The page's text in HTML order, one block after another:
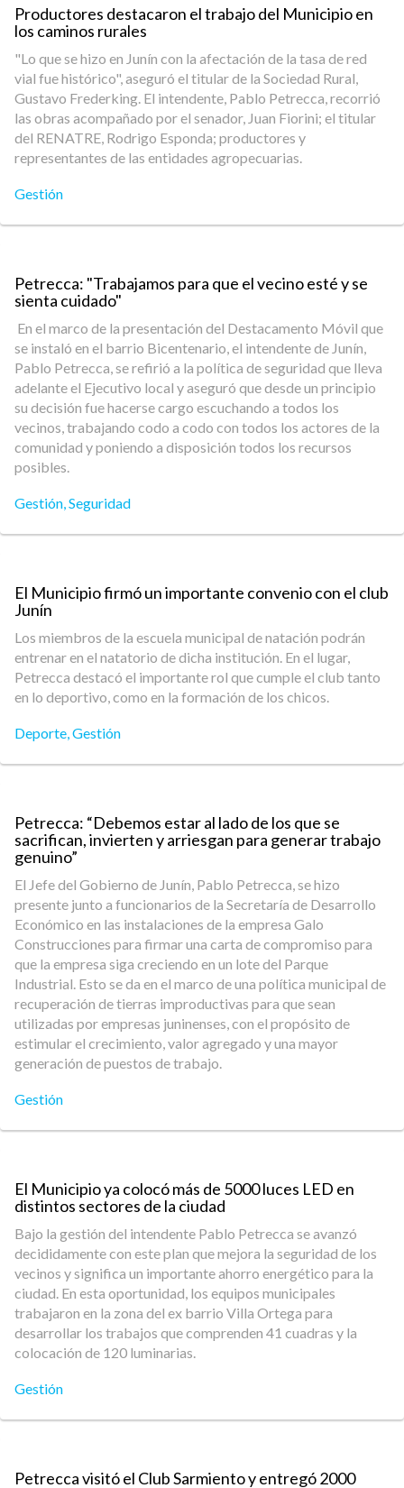
Productores destacaron el trabajo del Municipio en
los caminos rurales
"Lo que se hizo en Junín con la afectación de la tasa de red
vial fue histórico", aseguró el titular de la Sociedad Rural,
Gustavo Frederking. El intendente, Pablo Petrecca, recorrió
las obras acompañado por el senador, Juan Fiorini; el titular
del RENATRE, Rodrigo Esponda; productores y
representantes de las entidades agropecuarias.
Gestión
Petrecca: "Trabajamos para que el vecino esté y se
sienta cuidado"
En el marco de la presentación del Destacamento Móvil que
se instaló en el barrio Bicentenario, el intendente de Junín,
Pablo Petrecca, se refirió a la política de seguridad que lleva
adelante el Ejecutivo local y aseguró que desde un principio
su decisión fue hacerse cargo escuchando a todos los
vecinos, trabajando codo a codo con todos los actores de la
comunidad y poniendo a disposición todos los recursos
posibles.
Gestión,Seguridad
El Municipio firmó un importante convenio con el club
Junín
Los miembros de la escuela municipal de natación podrán
entrenar en el natatorio de dicha institución. En el lugar,
Petrecca destacó el importante rol que cumple el club tanto
en lo deportivo, como en la formación de los chicos.
Deporte,Gestión
Petrecca: “Debemos estar al lado de los que se
sacrifican, invierten y arriesgan para generar trabajo
genuino”
El Jefe del Gobierno de Junín, Pablo Petrecca, se hizo
presente junto a funcionarios de la Secretaría de Desarrollo
Económico en las instalaciones de la empresa Galo
Construcciones para firmar una carta de compromiso para
que la empresa siga creciendo en un lote del Parque
Industrial. Esto se da en el marco de una política municipal de
recuperación de tierras improductivas para que sean
utilizadas por empresas juninenses, con el propósito de
estimular el crecimiento, valor agregado y una mayor
generación de puestos de trabajo.
Gestión
El Municipio ya colocó más de 5000 luces LED en
distintos sectores de la ciudad
Bajo la gestión del intendente Pablo Petrecca se avanzó
decididamente con este plan que mejora la seguridad de los
vecinos y significa un importante ahorro energético para la
ciudad. En esta oportunidad, los equipos municipales
trabajaron en la zona del ex barrio Villa Ortega para
desarrollar los trabajos que comprenden 41 cuadras y la
colocación de 120 luminarias.
Gestión
Petrecca visitó el Club Sarmiento y entregó 2000